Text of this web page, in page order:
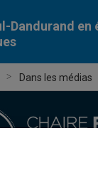
Dandurand
Dans les médias